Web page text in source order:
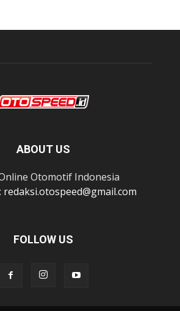
ABOUT US
Otomotif Indonesia
redaksi.otospeed@gmail.com
FOLLOW US